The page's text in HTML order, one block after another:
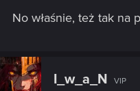
No właśnie, też tak na
I_w_a_N VIP